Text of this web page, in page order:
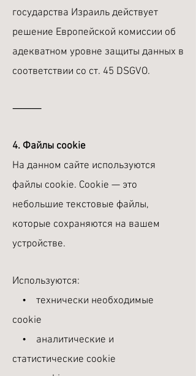
государства Израиль действует
решение Европейской комиссии об
адекватном уровне защиты данных в
соответствии со ст. 45 DSGVO.
⸻
4. Файлы cookie
На данном сайте используются
файлы cookie. Cookie — это
небольшие текстовые файлы,
которые сохраняются на вашем
устройстве.
Используются:
• технически необходимые
cookie
• аналитические и
статистические cookie